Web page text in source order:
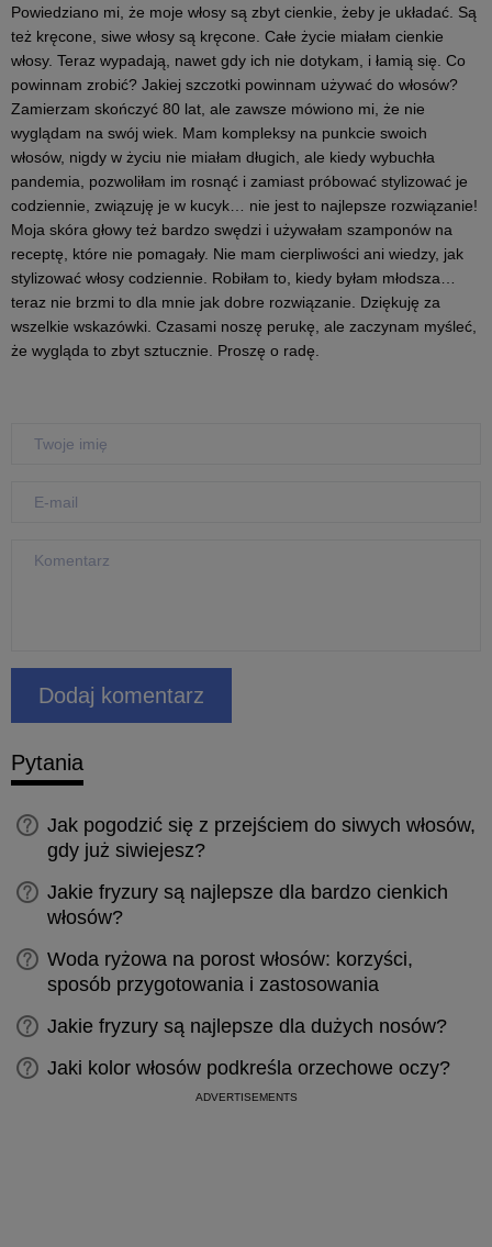
Powiedziano mi, że moje włosy są zbyt cienkie, żeby je układać. Są
też kręcone, siwe włosy są kręcone. Całe życie miałam cienkie
włosy. Teraz wypadają, nawet gdy ich nie dotykam, i łamią się. Co
powinnam zrobić? Jakiej szczotki powinnam używać do włosów?
Zamierzam skończyć 80 lat, ale zawsze mówiono mi, że nie
wyglądam na swój wiek. Mam kompleksy na punkcie swoich
włosów, nigdy w życiu nie miałam długich, ale kiedy wybuchła
pandemia, pozwoliłam im rosnąć i zamiast próbować stylizować je
codziennie, związuję je w kucyk… nie jest to najlepsze rozwiązanie!
Moja skóra głowy też bardzo swędzi i używałam szamponów na
receptę, które nie pomagały. Nie mam cierpliwości ani wiedzy, jak
stylizować włosy codziennie. Robiłam to, kiedy byłam młodsza…
teraz nie brzmi to dla mnie jak dobre rozwiązanie. Dziękuję za
wszelkie wskazówki. Czasami noszę perukę, ale zaczynam myśleć,
że wygląda to zbyt sztucznie. Proszę o radę.
Pytania
Jak pogodzić się z przejściem do siwych włosów,
gdy już siwiejesz?
Jakie fryzury są najlepsze dla bardzo cienkich
włosów?
Woda ryżowa na porost włosów: korzyści,
sposób przygotowania i zastosowania
Jakie fryzury są najlepsze dla dużych nosów?
Jaki kolor włosów podkreśla orzechowe oczy?